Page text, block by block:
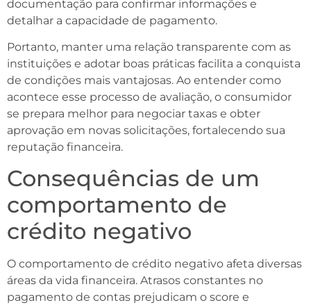
documentação para confirmar informações e
detalhar a capacidade de pagamento.
Portanto, manter uma relação transparente com as
instituições e adotar boas práticas facilita a conquista
de condições mais vantajosas. Ao entender como
acontece esse processo de avaliação, o consumidor
se prepara melhor para negociar taxas e obter
aprovação em novas solicitações, fortalecendo sua
reputação financeira.
Consequências de um
comportamento de
crédito negativo
O comportamento de crédito negativo afeta diversas
áreas da vida financeira. Atrasos constantes no
pagamento de contas prejudicam o score e